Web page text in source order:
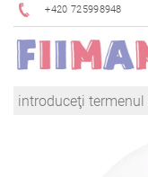
+420 725998948